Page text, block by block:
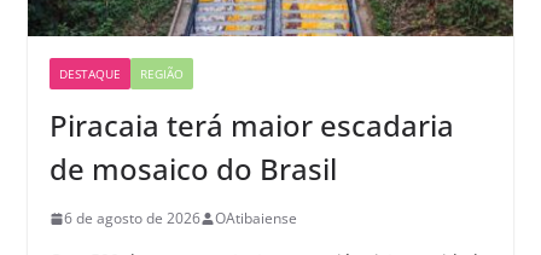
DESTAQUE REGIÃO
Piracaia terá maior escadaria
de mosaico do Brasil
6 de agosto de 2026 OAtibaiense